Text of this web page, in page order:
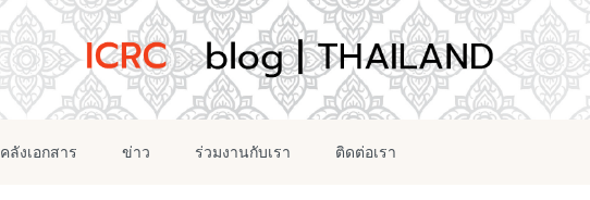
คลังเอกสาร ข่าว ร่วมงานกับเรา ติดต่อเรา